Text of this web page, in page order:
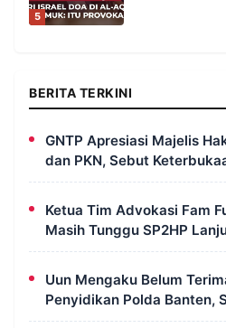
5
BERITA TERKINI
GNTP Apresiasi Majelis
dan PKN, Sebut
Instrumen Pengawasan
Ketua Tim Advokasi Fam
Masih Tunggu SP2HP
Uun Mengaku Belum
Penyidikan Polda Banten,
Perkara